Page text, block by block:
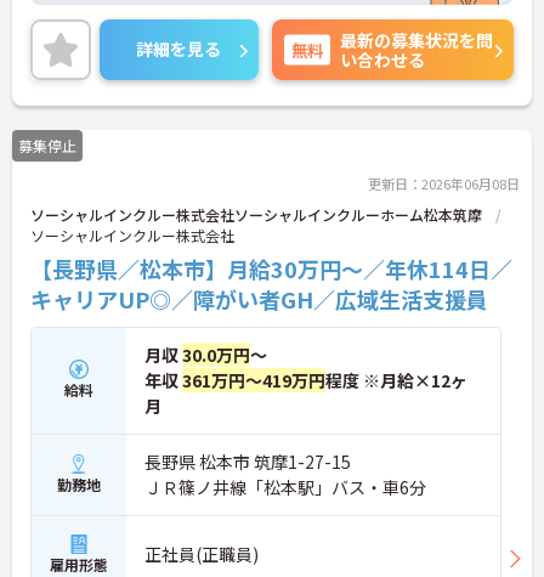
数施設を横断的に担当し、現場支援とパートスタッ
フのサポートを行うハイクラスなポジションです。
最新設備とバリアフリーが完備され、スタッフの身
体的負担が少なく、広域手当5万円が付与されるこ
とで高い給与水準を実現しています。年間休日114
日の確保や、献立・レシピの完全標準化による業務
効率化など、ワークライフバランスを保ちながら定
います。複数施設を経験することで培われるマネジ
メント視点は、将来的なエリアマネージャーへのキ
ャリアアップにも直結しており、最新の環境で専門
性を発揮したいプロフェッショナルの方にお勧めで
す。
★おすすめPOINT★
・広域支援員として複数のホームを巡るため、各ホ
ームのパートスタッフの教育やサポートにも携わる
ことができ、現場の介助業務にとどまらず、施設運
営や人材育成の視点を養うことで、将来のエリアマ
ネージャー候補としてのステップアップに直結しま
す。
・定年70歳、再雇用75歳までという業界屈指の制度
があり、20代から60代まで幅広い年代が活躍してい
ます。年間休日も114日確保されているため、無理
なく長期的なキャリアを築いていただけます。
・全施設がバリアフリー設計かつ最新設備を備えて
詳細を見る 無料
最新の募集状況を問
い合わせる
募集停止
更新日：2026年06月08日
ソーシャルインクルー株式会社ソーシャルインクルーホーム松本筑摩
ソーシャルインクルー株式会社
【長野県／松本市】月給30万円～／年休114日／
キャリアUP◎／障がい者GH／広域生活支援員
給料
月収30.0万円～
年収361万円～419万円程度 ※月給×12ヶ
月
勤務地
長野県 松本市 筑摩1-27-15
ＪＲ篠ノ井線「松本駅」バス・車6分
雇用形態 正社員(正職員)